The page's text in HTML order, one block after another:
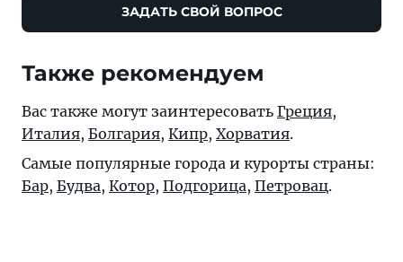
ЗАДАТЬ СВОЙ ВОПРОС
Также рекомендуем
Вас также могут заинтересовать Греция,
Италия, Болгария, Кипр, Хорватия.
Самые популярные города и курорты страны:
Бар, Будва, Котор, Подгорица, Петровац.